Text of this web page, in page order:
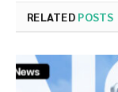
RELATED POSTS